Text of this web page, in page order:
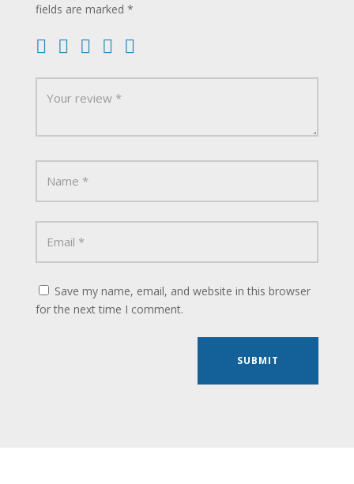
fields are marked *
Save my name, email, and website in this browser
for the next time I comment.
SUBMIT